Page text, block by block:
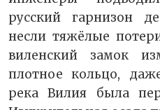
русский гарнизон
несли тяжёлые
виленский замок
плотное кольцо,
река Вилия была